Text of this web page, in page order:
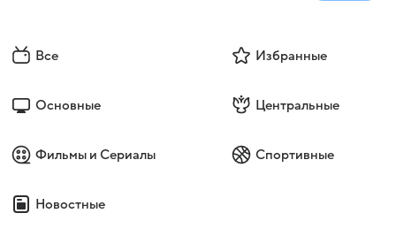
Все Избранные
Основные Центральные
Фильмы и Сериалы Спортивные
Новостные